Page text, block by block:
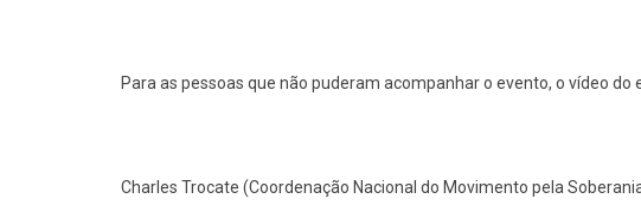
Para as pessoas que não puderam acompanhar o evento, o vídeo do
Charles Trocate (Coordenação Nacional do Movimento pela